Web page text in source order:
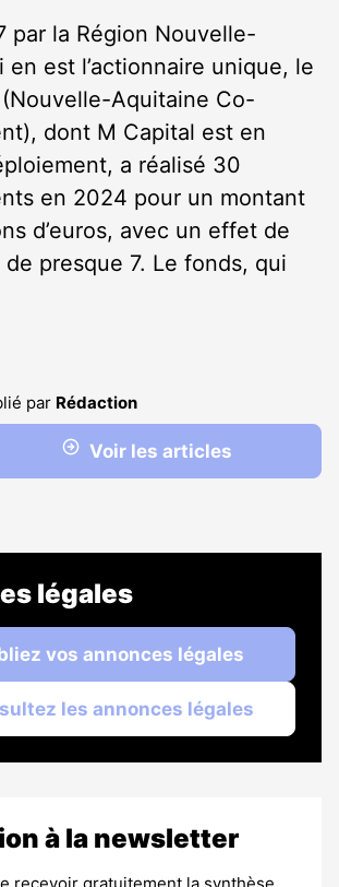
par la Région Nouvelle-
est l’actionnaire unique, le
Aquitaine Co-
dont M Capital est en
a réalisé 30
en 2024 pour un montant
d’euros, avec un effet de
presque 7. Le fonds, qui
par Rédaction
Voir les articles
légales
vos annonces légales
les annonces légales
à la newsletter